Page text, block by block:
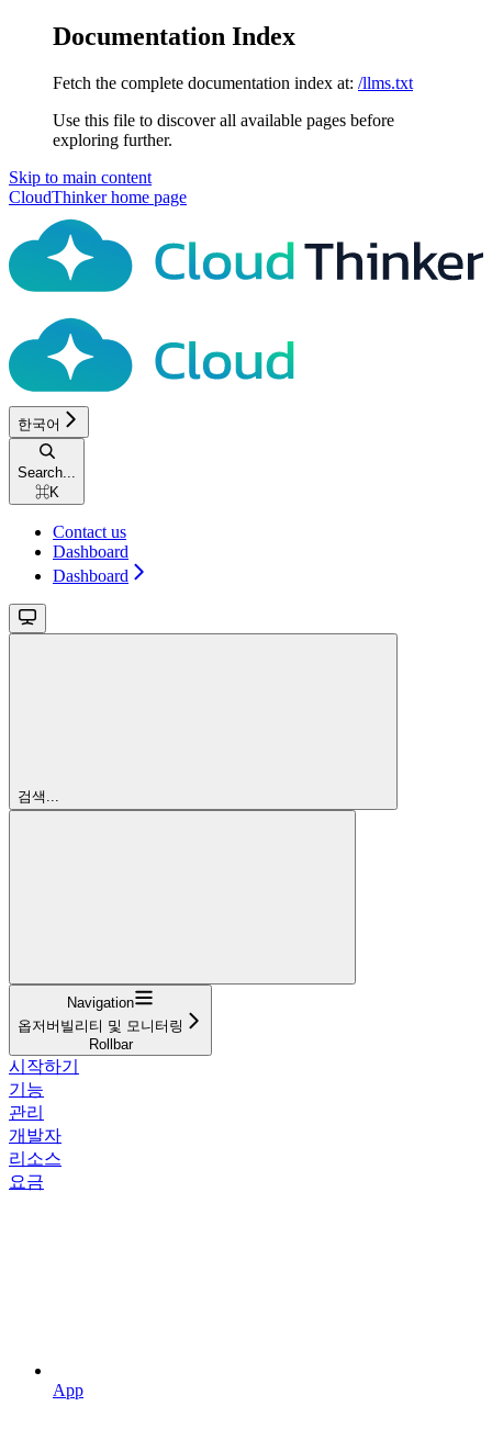
Documentation Index
Fetch the complete documentation index at: /llms.txt
Use this file to discover all available pages before
exploring further.
Skip to main content
CloudThinkerhome page
한국어
Search...
⌘K
Contact us
Dashboard
Dashboard
검색...
Navigation
옵저버빌리티 및 모니터링
Rollbar
시작하기
기능
관리
개발자
리소스
요금
App